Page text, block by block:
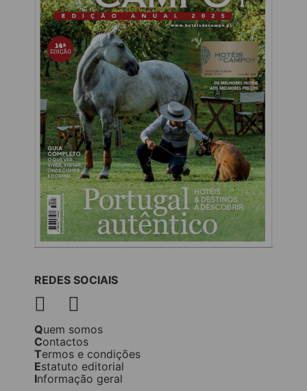
REDES SOCIAIS
Quem somos
Contactos
Termos e condições
Estatuto editorial
Informação geral